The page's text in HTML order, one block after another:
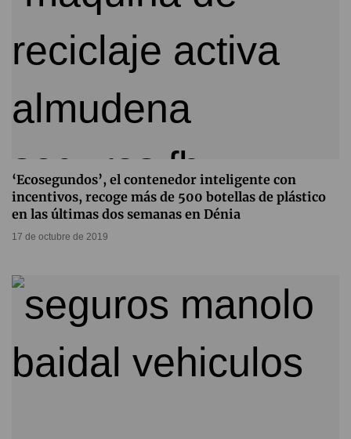
‘Ecosegundos’, el contenedor inteligente con
incentivos, recoge más de 500 botellas de plástico
en las últimas dos semanas en Dénia
17 de octubre de 2019